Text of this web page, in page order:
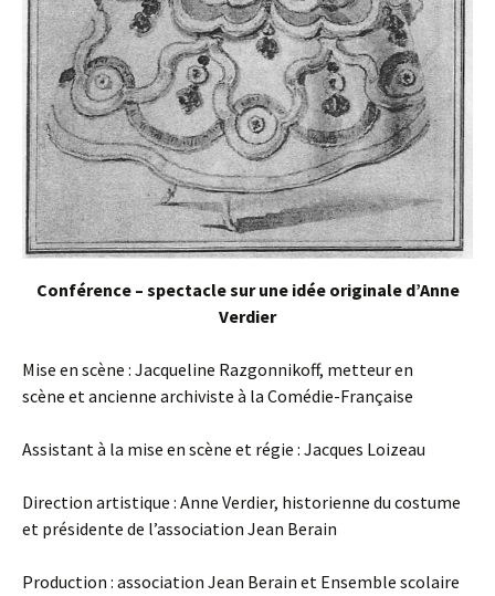
Conférence – spectacle sur une idée originale d’Anne
Verdier
Mise en scène : Jacqueline Razgonnikoff, metteur en
scène et ancienne archiviste à la Comédie-Française
Assistant à la mise en scène et régie : Jacques Loizeau
Direction artistique : Anne Verdier, historienne du costume
et présidente de l’association Jean Berain
Production : association Jean Berain et Ensemble scolaire